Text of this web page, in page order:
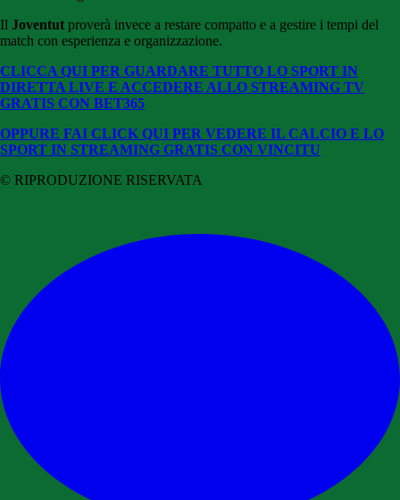
Il Joventut proverà invece a restare compatto e a gestire i tempi del
match con esperienza e organizzazione.
CLICCA QUI PER GUARDARE TUTTO LO SPORT IN
DIRETTA LIVE E ACCEDERE ALLO STREAMING TV
GRATIS CON BET365
OPPURE FAI CLICK QUI PER VEDERE IL CALCIO E LO
SPORT IN STREAMING GRATIS CON VINCITU
© RIPRODUZIONE RISERVATA